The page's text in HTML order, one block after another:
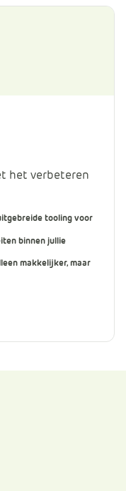
het verbeteren
tooling voor
binnen jullie
makkelijker, maar